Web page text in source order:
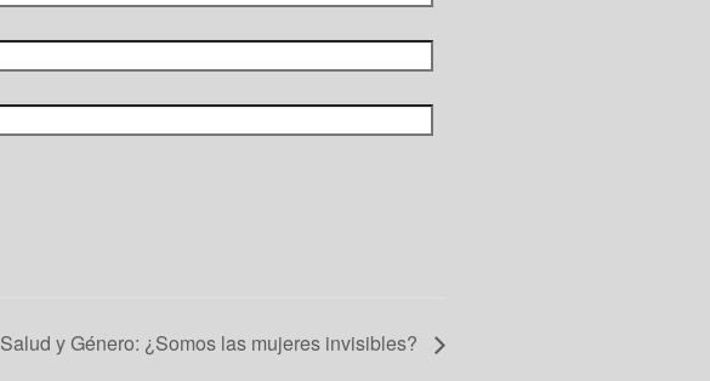
Salud y Género: ¿Somos las mujeres invisibles?